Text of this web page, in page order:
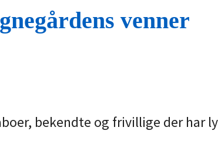
venner
bekendte og frivillige der har